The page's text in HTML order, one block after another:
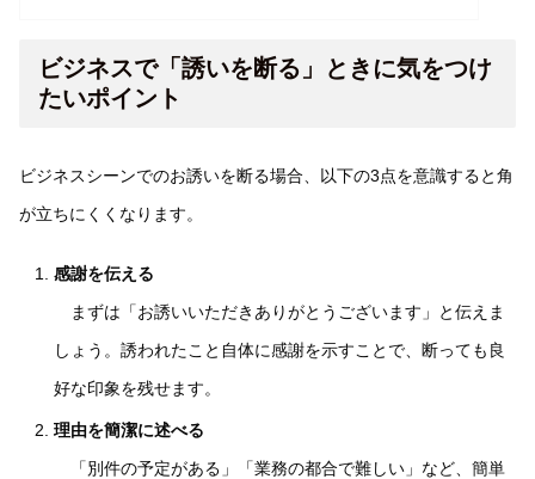
ビジネスで「誘いを断る」ときに気をつけ
たいポイント
ビジネスシーンでのお誘いを断る場合、以下の3点を意識すると角
が立ちにくくなります。
感謝を伝える
まずは「お誘いいただきありがとうございます」と伝えま
しょう。誘われたこと自体に感謝を示すことで、断っても良
好な印象を残せます。
理由を簡潔に述べる
「別件の予定がある」「業務の都合で難しい」など、簡単